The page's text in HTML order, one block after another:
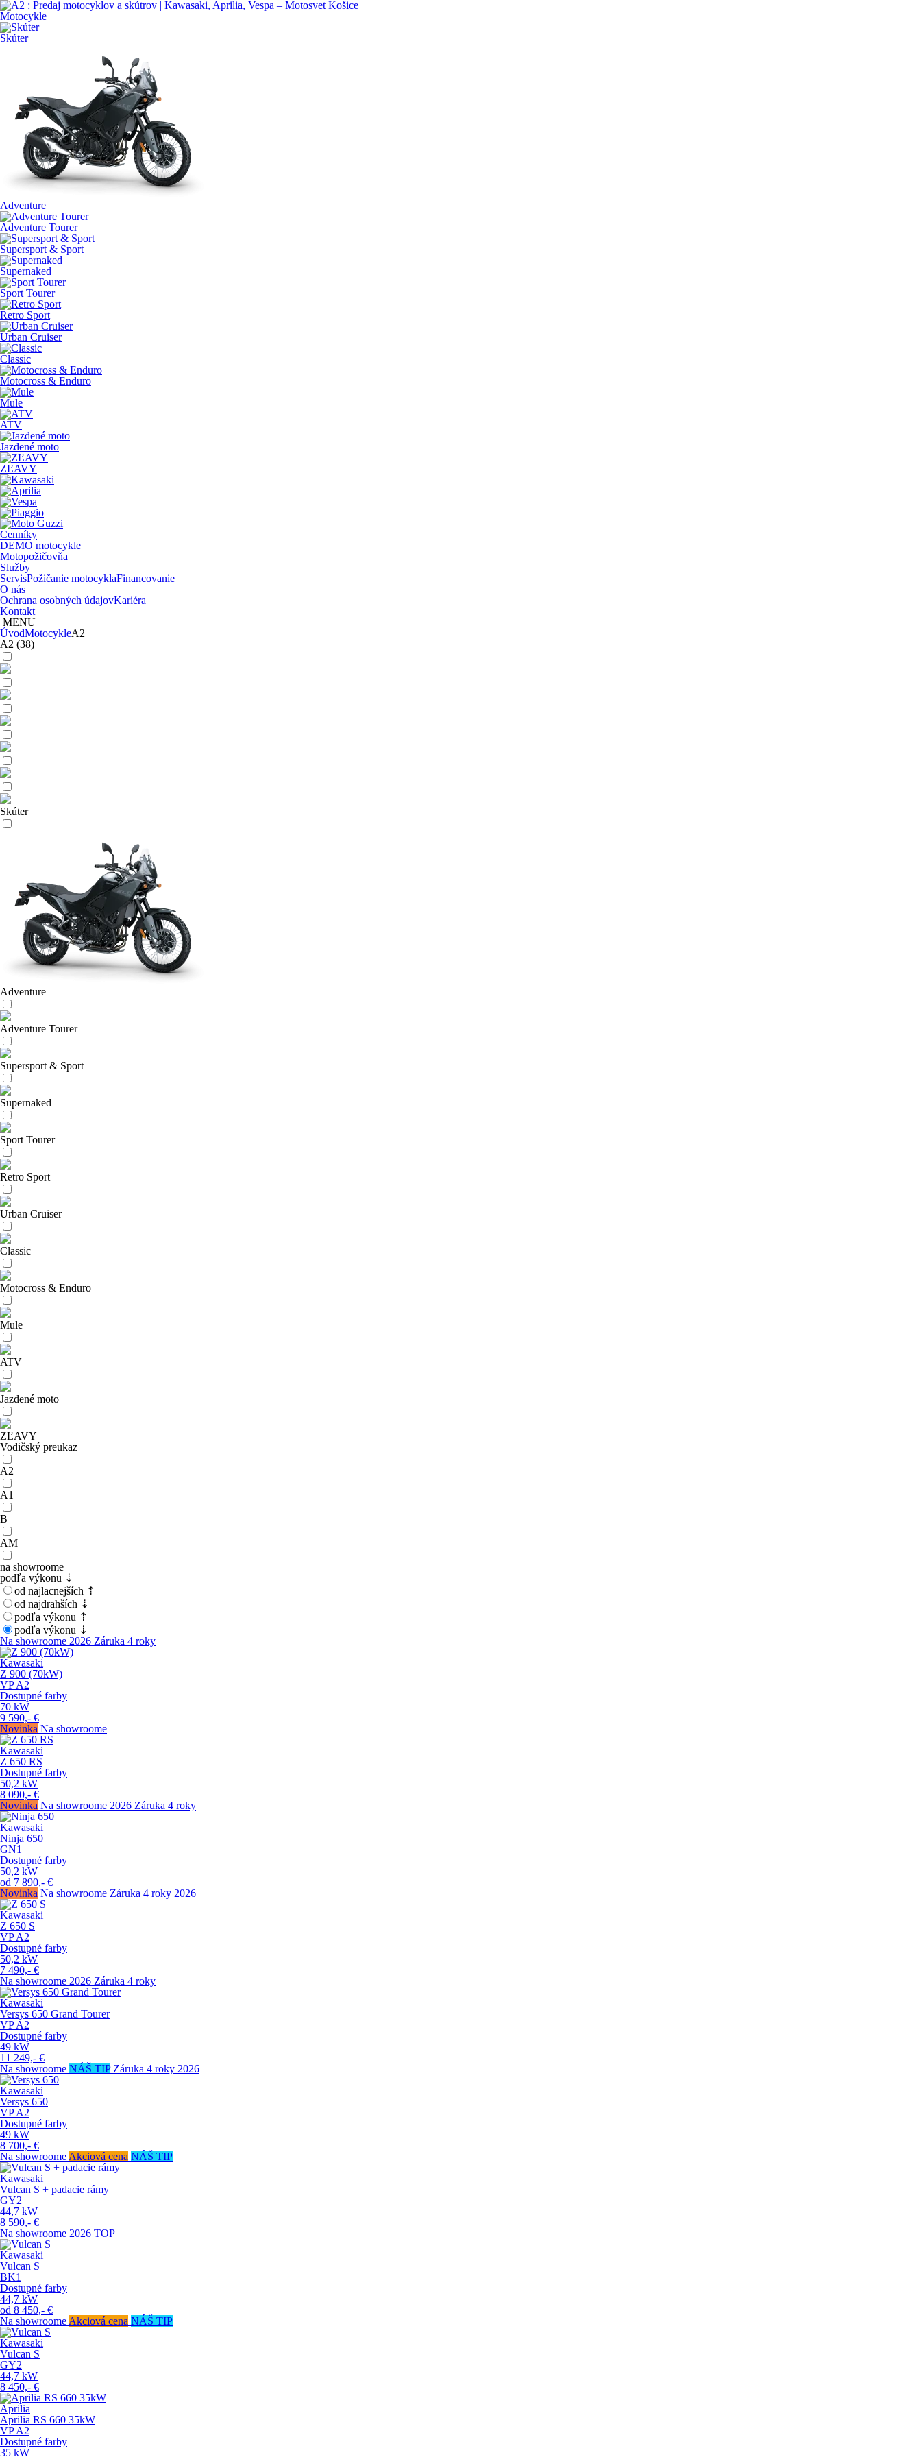
Motocykle
Skúter
Adventure
Adventure Tourer
Supersport & Sport
Supernaked
Sport Tourer
Retro Sport
Urban Cruiser
Classic
Motocross & Enduro
Mule
ATV
Jazdené moto
ZĽAVY
Cenníky
DEMO motocykle
Motopožičovňa
Služby
ServisPožičanie motocyklaFinancovanie
O nás
Ochrana osobných údajovKariéra
Kontakt
MENU
ÚvodMotocykleA2
A2 (38)
Skúter
Adventure
Adventure Tourer
Supersport & Sport
Supernaked
Sport Tourer
Retro Sport
Urban Cruiser
Classic
Motocross & Enduro
Mule
ATV
Jazdené moto
ZĽAVY
Vodičský preukaz
A2
A1
B
AM
na showroome
podľa výkonu ⇣
od najlacnejších ⇡
od najdrahších ⇣
podľa výkonu ⇡
podľa výkonu ⇣
Na showroome 2026 Záruka 4 roky
Kawasaki
Z 900 (70kW)
VPA2
Dostupné farby
70 kW
9 590,- €
Novinka Na showroome
Kawasaki
Z 650 RS
Dostupné farby
50,2 kW
8 090,- €
Novinka Na showroome 2026 Záruka 4 roky
Kawasaki
Ninja 650
GN1
Dostupné farby
50,2 kW
od 7 890,- €
Novinka Na showroome Záruka 4 roky 2026
Kawasaki
Z 650 S
VPA2
Dostupné farby
50,2 kW
7 490,- €
Na showroome 2026 Záruka 4 roky
Kawasaki
Versys 650 Grand Tourer
VPA2
Dostupné farby
49 kW
11 249,- €
Na showroome NÁŠ TIP Záruka 4 roky 2026
Kawasaki
Versys 650
VPA2
Dostupné farby
49 kW
8 700,- €
Na showroome Akciová cena NÁŠ TIP
Kawasaki
Vulcan S + padacie rámy
GY2
44,7 kW
8 590,- €
Na showroome 2026 TOP
Kawasaki
Vulcan S
BK1
Dostupné farby
44,7 kW
od 8 450,- €
Na showroome Akciová cena NÁŠ TIP
Kawasaki
Vulcan S
GY2
44,7 kW
8 450,- €
Aprilia
Aprilia RS 660 35kW
VPA2
Dostupné farby
35 kW